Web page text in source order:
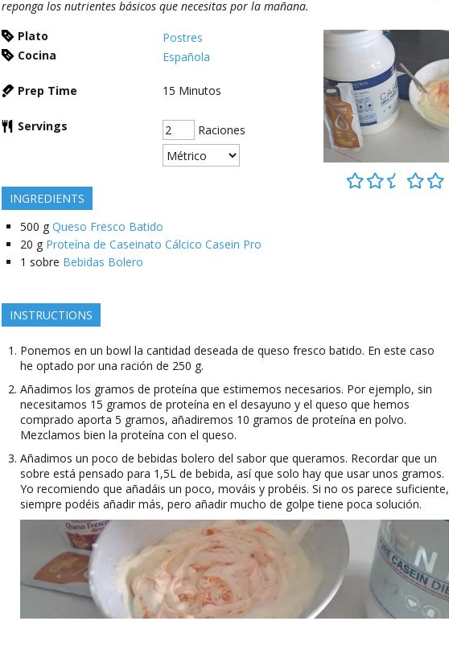
reponga los nutrientes básicos que necesitas por la mañana.
Plato
Postres
Cocina
Española
Prep Time 15 Minutos
Servings Raciones
INGREDIENTS
500 g Queso Fresco Batido
20 g Proteína de Caseinato Cálcico Casein Pro
1 sobre Bebidas Bolero
INSTRUCTIONS
Ponemos en un bowl la cantidad deseada de queso fresco batido. En este caso
he optado por una ración de 250 g.
Añadimos los gramos de proteína que estimemos necesarios. Por ejemplo, sin
necesitamos 15 gramos de proteína en el desayuno y el queso que hemos
comprado aporta 5 gramos, añadiremos 10 gramos de proteína en polvo.
Mezclamos bien la proteína con el queso.
Añadimos un poco de bebidas bolero del sabor que queramos. Recordar que un
sobre está pensado para 1,5L de bebida, así que solo hay que usar unos gramos.
Yo recomiendo que añadáis un poco, mováis y probéis. Si no os parece suficiente,
siempre podéis añadir más, pero añadir mucho de golpe tiene poca solución.